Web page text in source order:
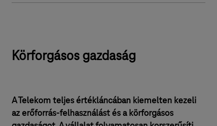
Körforgásos gazdaság
A Telekom teljes értékláncában kiemelten kezeli
az erőforrás-felhasználást és a körforgásos